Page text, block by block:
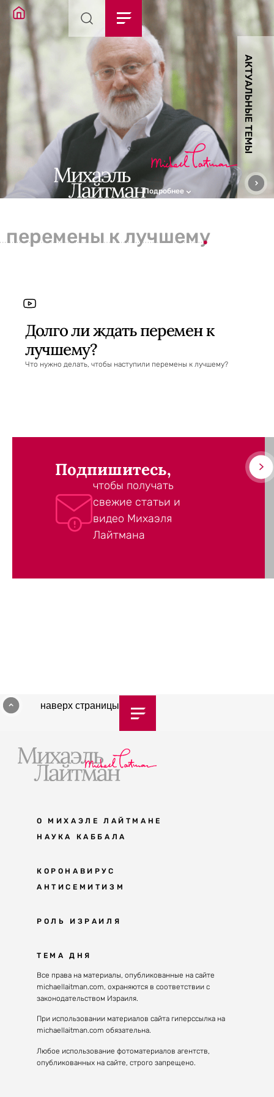
АКТУАЛЬНЫЕ ТЕМЫ
Подробнее
перемены к лучшему
Долго ли ждать перемен к
лучшему?
Что нужно делать, чтобы наступили перемены к лучшему?
Подпишитесь,
чтобы получать
свежие статьи и
видео Михаэля
Лайтмана
наверх страницы
О МИХАЭЛЕ ЛАЙТМАНЕ
НАУКА КАББАЛА
Мудрость каббалы
Каббала сегодня
Великие каббалисты
Духовные состояния
Конгрессы каббалы
Каббалистическая музыка
Духовные состояния
КОРОНАВИРУС
АНТИСЕМИТИЗМ
Антисемитизм в современном мире
Решение
РОЛЬ ИЗРАИЛЯ
Почему евреи
Израиль сегодня
Избраны служить миру
ТЕМА ДНЯ
Все права на материалы, опубликованные на сайте
michaellaitman.com, охраняются в соответствии с
законодательством Израиля.
При использовании материалов сайта гиперссылка на
michaellaitman.com обязательна.
Любое использование фотоматериалов агентств,
опубликованных на сайте, строго запрещено.